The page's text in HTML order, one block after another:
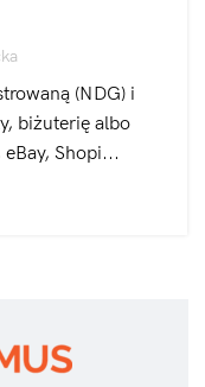
(NDG) i
biżuterię albo
Shopi...